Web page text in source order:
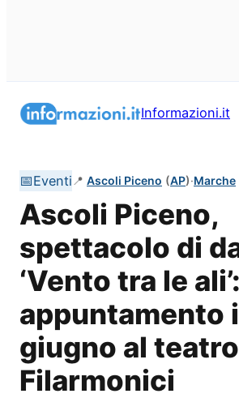
Informazioni.it
📅Eventi 📍 Ascoli Piceno (AP)·Marche
Ascoli Piceno,
spettacolo di
‘Vento tra le ali’:
appuntamento
giugno al
Filarmonici